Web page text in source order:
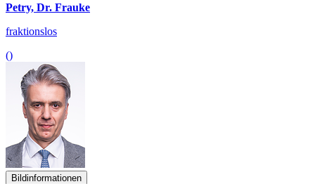
Petry, Dr. Frauke
fraktionslos
()
Bildinformationen